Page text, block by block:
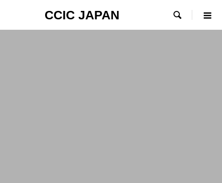
CCIC JAPAN 